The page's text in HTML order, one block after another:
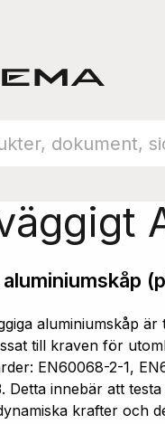
Aluminiumskåp
aluminiumskåp
till kraven för
EN60068-2-1,
Detta innebär att
krafter och